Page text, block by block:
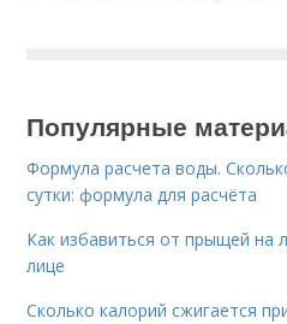
Популярные
Формула расчета воды.
сутки: формула для расчёта
Как избавиться от прыщей на
лице
Сколько калорий сжигается